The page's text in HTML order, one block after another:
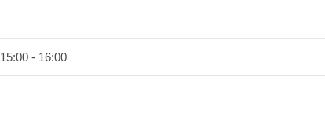
15:00 - 16:00